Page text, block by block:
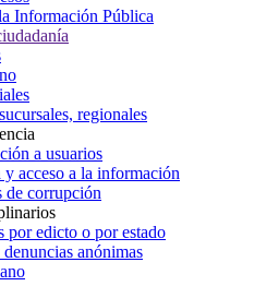
Información Pública
regionales
a usuarios
y acceso a la información
de corrupción
por edicto o por estado
anónimas